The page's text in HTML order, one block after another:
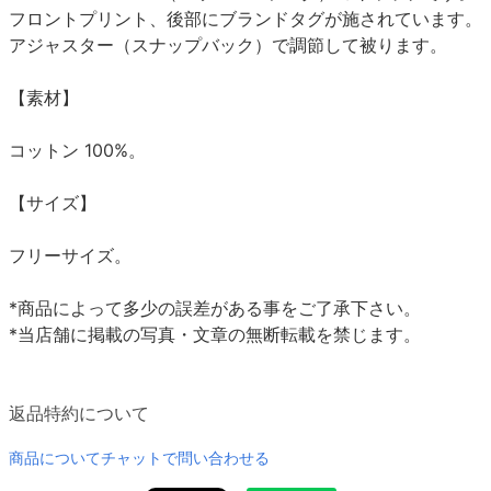
フロントプリント、後部にブランドタグが施されています。
アジャスター（スナップバック）で調節して被ります。
【素材】
コットン 100%。
【サイズ】
フリーサイズ。
*商品によって多少の誤差がある事をご了承下さい。
*当店舗に掲載の写真・文章の無断転載を禁じます。
返品特約について
商品についてチャットで問い合わせる